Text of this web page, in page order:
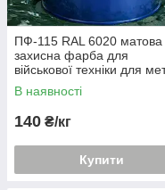
ПФ-115 RAL 6020 матова
захисна фарба для
військової техніки для
В наявності
140 ₴/кг
Купити